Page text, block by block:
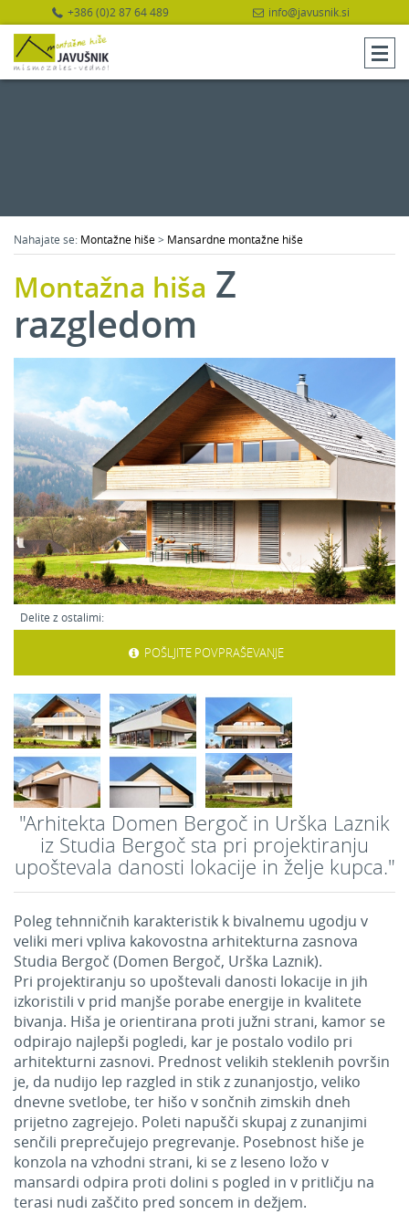
+386 (0)2 87 64 489 info@javusnik.si
Nahajate se: Montažne hiše> Mansardne montažne hiše
Montažna hiša Z
razgledom
Delite z ostalimi:
POŠLJITE POVPRAŠEVANJE
"Arhitekta Domen Bergoč in Urška Laznik
iz Studia Bergoč sta pri projektiranju
upoštevala danosti lokacije in želje kupca."
Poleg tehnničnih karakteristik k bivalnemu ugodju v
veliki meri vpliva kakovostna arhitekturna zasnova
Studia Bergoč (Domen Bergoč, Urška Laznik).
Pri projektiranju so upoštevali danosti lokacije in jih
izkoristili v prid manjše porabe energije in kvalitete
bivanja. Hiša je orientirana proti južni strani, kamor se
odpirajo najlepši pogledi, kar je postalo vodilo pri
arhitekturni zasnovi. Prednost velikih steklenih površin
je, da nudijo lep razgled in stik z zunanjostjo, veliko
dnevne svetlobe, ter hišo v sončnih zimskih dneh
prijetno zagrejejo. Poleti napušči skupaj z zunanjimi
senčili preprečujejo pregrevanje. Posebnost hiše je
konzola na vzhodni strani, ki se z leseno ložo v
mansardi odpira proti dolini s pogled in v pritličju na
terasi nudi zaščito pred soncem in dežjem.